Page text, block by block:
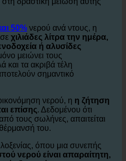
κατανάλωση νερού
δωματίων επισκεπτών.
δραστική μείωση αυτής
50%νερού ανά ντους, η
χιλιάδες λίτρα την ημέρα,
ή αλυσίδες
μειώνει τους
και τα ακριβά τέλη
σημαντικό
νερού, η
επίσης
τους σωλήνες, απαιτείται
θέρμανσή του.